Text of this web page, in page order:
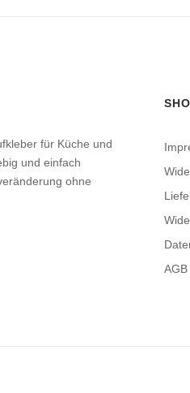
für Küche und
und einfach
ohne
AGB